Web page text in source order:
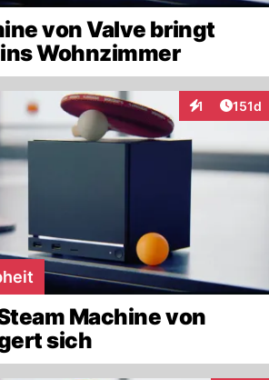
von Valve bringt
Wohnzimmer
1
Interaktionen
151d
Machine von
sich